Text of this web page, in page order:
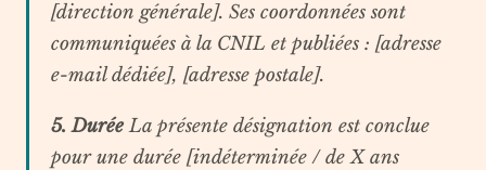
[direction générale]. Ses coordonnées sont
communiquées à la CNIL et publiées : [adresse
e-mail dédiée], [adresse postale].
5. DuréeLa présente désignation est conclue
pour une durée [indéterminée / de X ans